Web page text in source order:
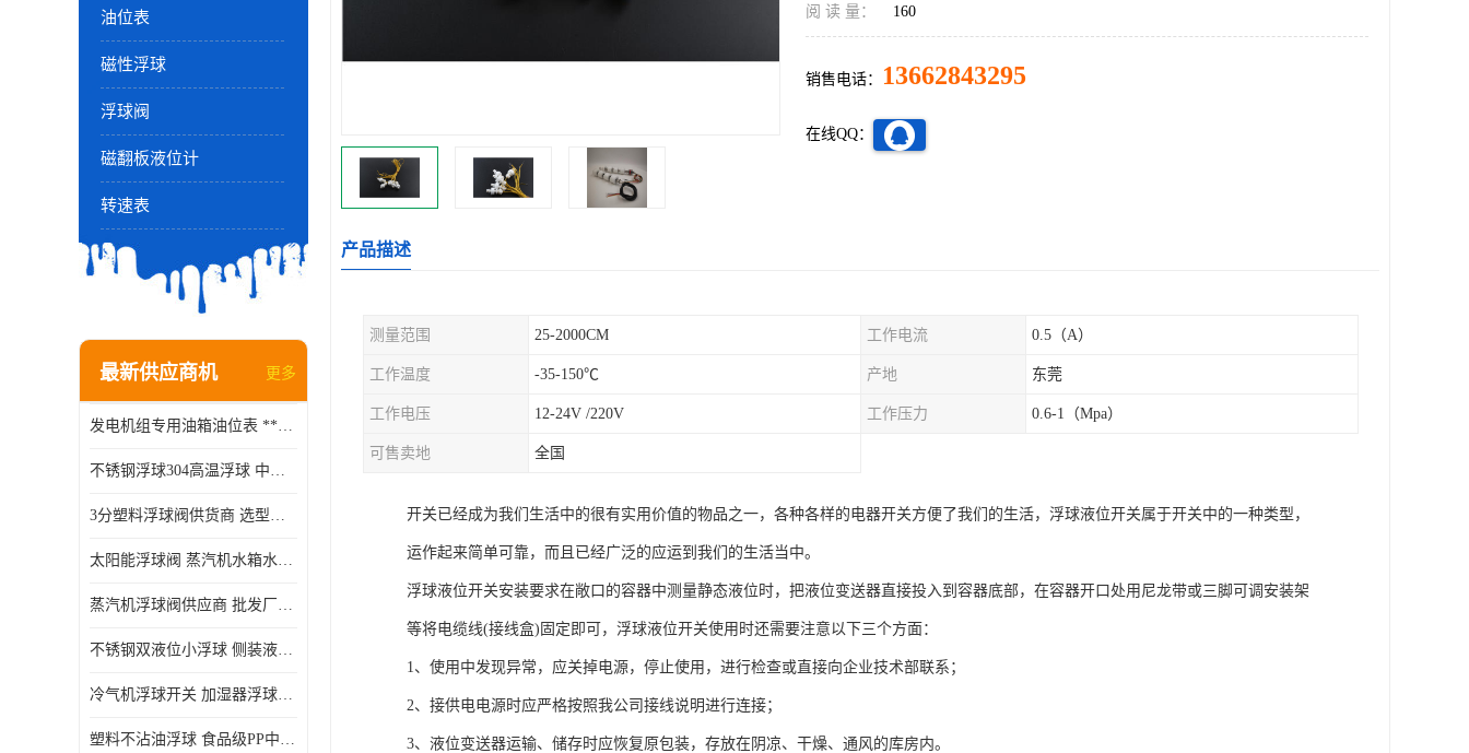
油位表
磁性浮球
浮球阀
磁翻板液位计
转速表
最新供应商机 更多
发电机组专用油箱油位表 **指针式机械式油表
不锈钢浮球304高温浮球 中空磁性浮球 规格齐全
3分塑料浮球阀供货商 选型说明
太阳能浮球阀 蒸汽机水箱水位控制阀 规格齐全
蒸汽机浮球阀供应商 批发厂家 支持定制
不锈钢双液位小浮球 侧装液位开关 金属304/316材质
冷气机浮球开关 加湿器浮球磁环 闪电发货
塑料不沾油浮球 食品级PP中空浮球302514
阅 读 量： 160
销售电话： 13662843295
在线QQ：
产品描述
测量范围 25-2000CM 工作电流 0.5（A）
工作温度 -35-150℃ 产地 东莞
工作电压 12-24V /220V 工作压力 0.6-1（Mpa）
可售卖地 全国
开关已经成为我们生活中的很有实用价值的物品之一，各种各样的电器开关方便了我们的生活，浮球液位开关属于开关中的一种类型，
运作起来简单可靠，而且已经广泛的应运到我们的生活当中。
浮球液位开关安装要求在敞口的容器中测量静态液位时，把液位变送器直接投入到容器底部，在容器开口处用尼龙带或三脚可调安装架
等将电缆线(接线盒)固定即可，浮球液位开关使用时还需要注意以下三个方面：
1、使用中发现异常，应关掉电源，停止使用，进行检查或直接向企业技术部联系；
2、接供电电源时应严格按照我公司接线说明进行连接；
3、液位变送器运输、储存时应恢复原包装，存放在阴凉、干燥、通风的库房内。